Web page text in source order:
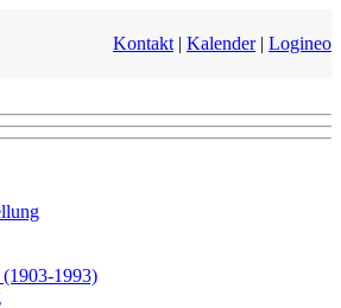
Kontakt | Kalender| Logineo
(1903-1993)